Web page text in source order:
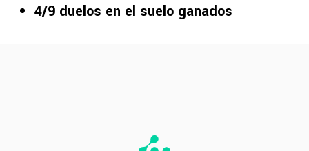
4/9 duelos en el suelo ganados